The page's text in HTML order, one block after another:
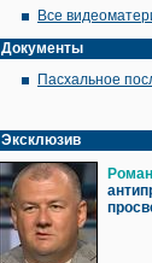
Все
Документы
Пасхальное
Эксклюзив